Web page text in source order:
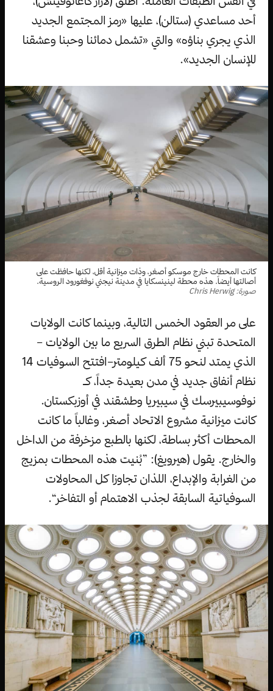
أحد مساعدي (ستالن)، عليها «رمز المجتمع الجديد
الذي يجري بناؤه» والتي «تشمل دمائنا وحبنا وعشقنا
للإنسان الجديد».
كانت المحطات خارج موسكو أصغر، وذات ميزانية أقل، لكنها حافظت على
أصالتها أيضاً. هذه محطة لينينسكايا في مدينة نيجني نوفغورود الروسية.
صورة: Chris Herwig
على مر العقود الخمس التالية، وبينما كانت الولايات
المتحدة تبني نظام الطرق السريع ما بين الولايات –
الذي يمتد لنحو 75 ألف كيلومتر–افتتح السوفيات 14
نظام أنفاق جديد في مدن بعيدة جداً، كـ
نوفوسيبيرسك في سيبيريا وطشقند في أوزبكستان.
كانت ميزانية مشروع الاتحاد أصغر، وغالباً ما كانت
المحطات أكثر بساطة، لكنها بالطبع مزخرفة من الداخل
والخارج. يقول (هيرويغ): ”بُنيت هذه المحطات بمزيج
من الغرابة والإبداع، اللذان تجاوزا كل المحاولات
السوفياتية السابقة لجذب الاهتمام أو التفاخر“.